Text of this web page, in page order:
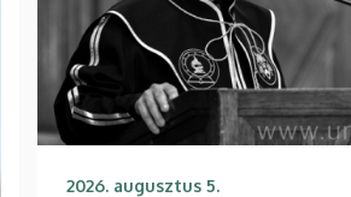
2026. augusztus 5.